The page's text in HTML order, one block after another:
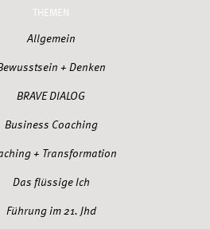
THEMEN
Allgemein
+ Denken
BRAVE DIALOG
Business Coaching
+ Transformation
Das flüssige Ich
Führung im 21. Jhd